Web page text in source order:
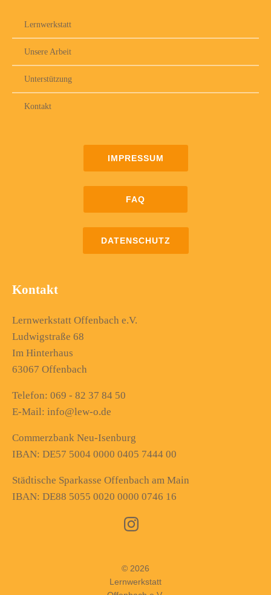
Lernwerkstatt
Unsere Arbeit
Unterstützung
Kontakt
IMPRESSUM
FAQ
DATENSCHUTZ
Kontakt
Lernwerkstatt Offenbach e.V.
Ludwigstraße 68
Im Hinterhaus
63067 Offenbach
Telefon: 069 - 82 37 84 50
E-Mail: info@lew-o.de
Commerzbank Neu-Isenburg
IBAN: DE57 5004 0000 0405 7444 00
Städtische Sparkasse Offenbach am Main
IBAN: DE88 5055 0020 0000 0746 16
© 2026
Lernwerkstatt